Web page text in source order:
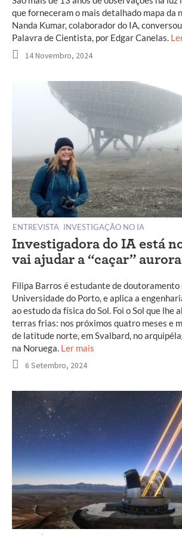
que forneceram o mais detalhado mapa da
Nanda Kumar, colaborador do IA,
Palavra de Cientista, por Edgar Canelas.
14 Novembro, 2024
ENTREVISTA INVESTIGAÇÃO NO IA
Investigadora do IA está
vai ajudar a “caçar”
Filipa Barros é estudante de doutoramento
Universidade do Porto, e aplica a
ao estudo da física do Sol. Foi o Sol que lhe
terras frias: nos próximos quatro meses e
de latitude norte, em Svalbard, no
na Noruega. Ler mais
6 Setembro, 2024